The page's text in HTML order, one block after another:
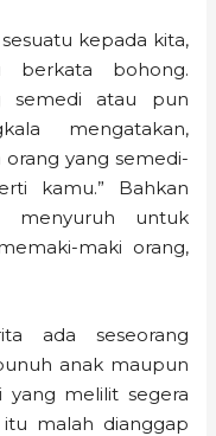
kepada kita,
berkata bohong.
semedi atau pun
mengatakan,
orang yang semedi-
kamu.” Bahkan
menyuruh untuk
maki orang,
ada seseorang
anak maupun
yang melilit segera
itu malah dianggap